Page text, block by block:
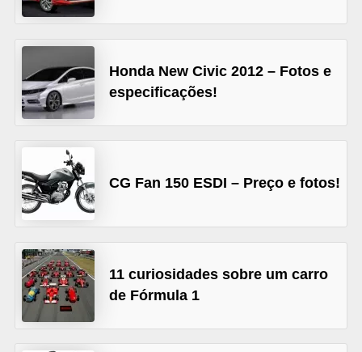
Honda New Civic 2012 – Fotos e
especificações!
CG Fan 150 ESDI – Preço e fotos!
11 curiosidades sobre um carro
de Fórmula 1
s
e
í
l
o
B
i
c